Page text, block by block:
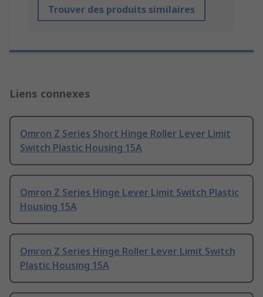
Trouver des produits similaires
Liens connexes
Omron Z Series Short Hinge Roller Lever Limit
Switch Plastic Housing 15A
Omron Z Series Hinge Lever Limit Switch Plastic
Housing 15A
Omron Z Series Hinge Roller Lever Limit Switch
Plastic Housing 15A